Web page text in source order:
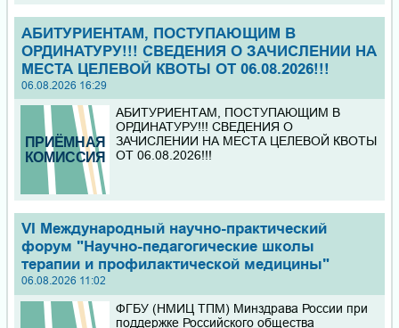
Уважаемые руководители и активисты волонтёрских
отрядов! С радостью объявляем о старте традиционного
конкурса "Лучший волонтёрский отряд", который будет
проходить в течение 2026 года!
Приказы на зачисление по программам ординатуры 2026
АБИТУРИЕНТАМ, ПОСТУПАЮЩИМ В
ОРДИНАТУРУ!!! СВЕДЕНИЯ О ЗАЧИСЛЕНИИ НА
МЕСТА ЦЕЛЕВОЙ КВОТЫ ОТ 06.08.2026!!!
06.08.2026 16:29
АБИТУРИЕНТАМ, ПОСТУПАЮЩИМ В
ОРДИНАТУРУ!!! СВЕДЕНИЯ О
ЗАЧИСЛЕНИИ НА МЕСТА ЦЕЛЕВОЙ КВОТЫ
ОТ 06.08.2026!!!
VI Международный научно-практический
форум "Научно-педагогические школы
терапии и профилактической медицины"
06.08.2026 11:02
ФГБУ (НМИЦ ТПМ) Минздрава России при
поддержке Российского общества